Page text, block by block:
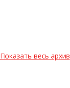
Показать весь архив